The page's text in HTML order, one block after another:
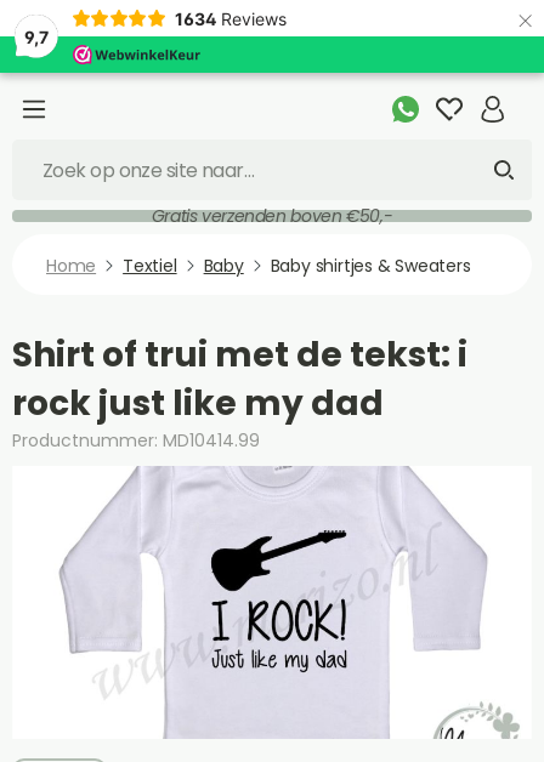
9,7
1634 Reviews ×
Gratis verzenden boven €50,-
Home Textiel Baby Baby shirtjes & Sweaters
Shirt of trui met de tekst: i
rock just like my dad
Productnummer: MD10414.99